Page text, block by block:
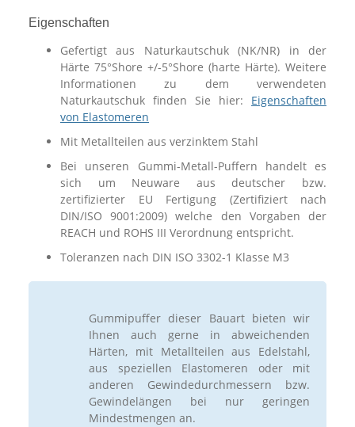
Eigenschaften
Gefertigt aus Naturkautschuk (NK/NR) in der
Härte 75°Shore +/-5°Shore (harte Härte). Weitere
Informationen zu dem verwendeten
Naturkautschuk finden Sie hier: Eigenschaften
von Elastomeren
Mit Metallteilen aus verzinktem Stahl
Bei unseren Gummi-Metall-Puffern handelt es
sich um Neuware aus deutscher bzw.
zertifizierter EU Fertigung (Zertifiziert nach
DIN/ISO 9001:2009) welche den Vorgaben der
REACH und ROHS III Verordnung entspricht.
Toleranzen nach DIN ISO 3302-1 Klasse M3
Gummipuffer dieser Bauart bieten wir
Ihnen auch gerne in abweichenden
Härten, mit Metallteilen aus Edelstahl,
aus speziellen Elastomeren oder mit
anderen Gewindedurchmessern bzw.
Gewindelängen bei nur geringen
Mindestmengen an.